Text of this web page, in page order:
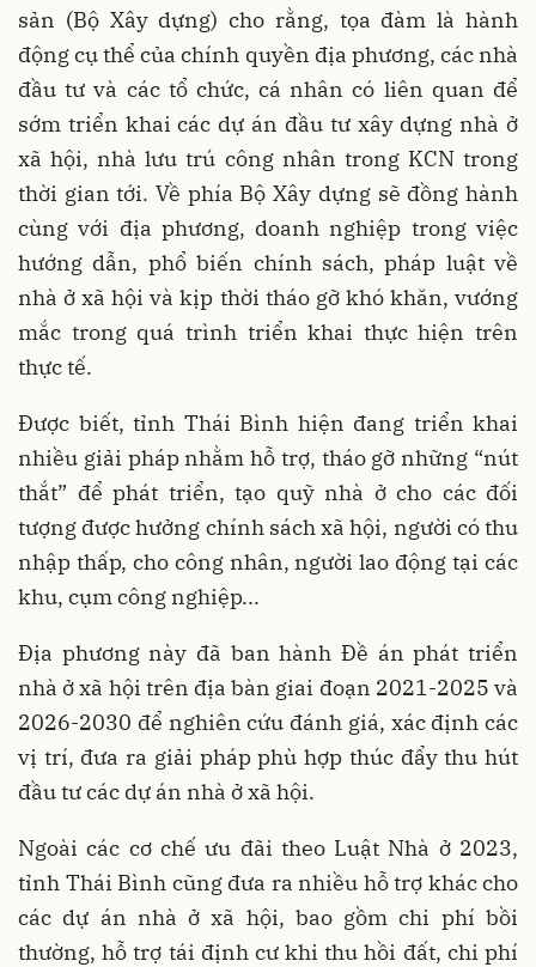
sản (Bộ Xây dựng) cho rằng, tọa đàm là hành
động cụ thể của chính quyền địa phương, các nhà
đầu tư và các tổ chức, cá nhân có liên quan để
sớm triển khai các dự án đầu tư xây dựng nhà ở
xã hội, nhà lưu trú công nhân trong KCN trong
thời gian tới. Về phía Bộ Xây dựng sẽ đồng hành
cùng với địa phương, doanh nghiệp trong việc
hướng dẫn, phổ biến chính sách, pháp luật về
nhà ở xã hội và kịp thời tháo gỡ khó khăn, vướng
mắc trong quá trình triển khai thực hiện trên
thực tế.
Được biết, tỉnh Thái Bình hiện đang triển khai
nhiều giải pháp nhằm hỗ trợ, tháo gỡ những “nút
thắt” để phát triển, tạo quỹ nhà ở cho các đối
tượng được hưởng chính sách xã hội, người có thu
nhập thấp, cho công nhân, người lao động tại các
khu, cụm công nghiệp...
Địa phương này đã ban hành Đề án phát triển
nhà ở xã hội trên địa bàn giai đoạn 2021-2025 và
2026-2030 để nghiên cứu đánh giá, xác định các
vị trí, đưa ra giải pháp phù hợp thúc đẩy thu hút
đầu tư các dự án nhà ở xã hội.
Ngoài các cơ chế ưu đãi theo Luật Nhà ở 2023,
tỉnh Thái Bình cũng đưa ra nhiều hỗ trợ khác cho
các dự án nhà ở xã hội, bao gồm chi phí bồi
thường, hỗ trợ tái định cư khi thu hồi đất, chi phí